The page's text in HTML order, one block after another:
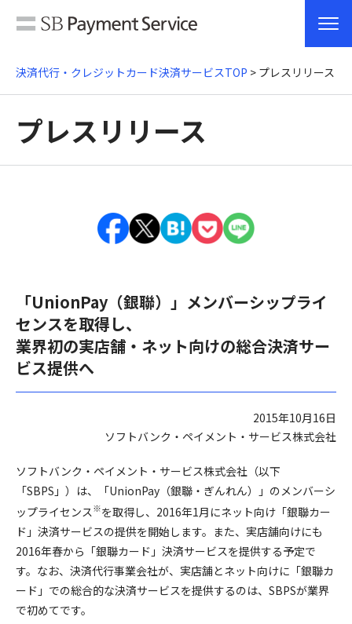
決済代行・クレジットカード決済サービスTOP > プレスリリース
プレスリリース
「UnionPay（銀聯）」メンバーシップライ
センスを取得し、
業界初の実店舗・ネット向けの総合決済サー
ビス提供へ
2015年10月16日
ソフトバンク・ペイメント・サービス株式会社
ソフトバンク・ペイメント・サービス株式会社（以下
「SBPS」）は、「UnionPay（銀聯・ぎんれん）」のメンバーシ
ップライセンス※を取得し、2016年1月にネット向け「銀聯カー
ド」決済サービスの提供を開始します。また、実店舗向けにも
2016年春から「銀聯カード」決済サービスを提供する予定で
す。なお、決済代行事業会社が、実店舗とネット向けに「銀聯カ
ード」での総合的な決済サービスを提供するのは、SBPSが業界
で初めてです。